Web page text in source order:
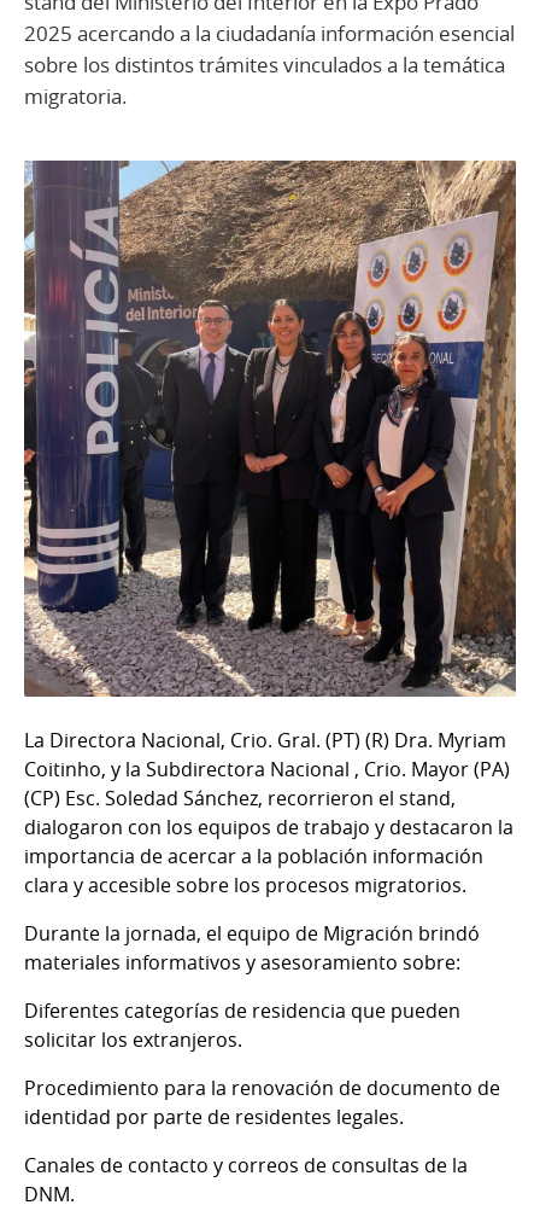
2025 acercando a la ciudadanía información esencial
sobre los distintos trámites vinculados a la temática
migratoria.
La Directora Nacional, Crio. Gral. (PT) (R) Dra. Myriam
Coitinho, y la Subdirectora Nacional , Crio. Mayor (PA)
(CP) Esc. Soledad Sánchez, recorrieron el stand,
dialogaron con los equipos de trabajo y destacaron la
importancia de acercar a la población información
clara y accesible sobre los procesos migratorios.
Durante la jornada, el equipo de Migración brindó
materiales informativos y asesoramiento sobre:
Diferentes categorías de residencia que pueden
solicitar los extranjeros.
Procedimiento para la renovación de documento de
identidad por parte de residentes legales.
Canales de contacto y correos de consultas de la
DNM.